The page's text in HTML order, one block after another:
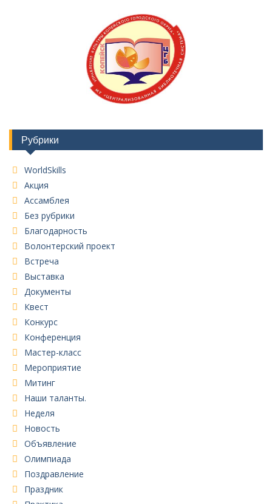
Рубрики
WorldSkills
Акция
Ассамблея
Без рубрики
Благодарность
Волонтерский проект
Встреча
Выставка
Документы
Квест
Конкурс
Конференция
Мастер-класс
Мероприятие
Митинг
Наши таланты.
Неделя
Новость
Объявление
Олимпиада
Поздравление
Праздник